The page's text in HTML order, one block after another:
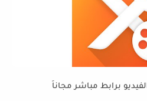
برابط مباشر مجاناً